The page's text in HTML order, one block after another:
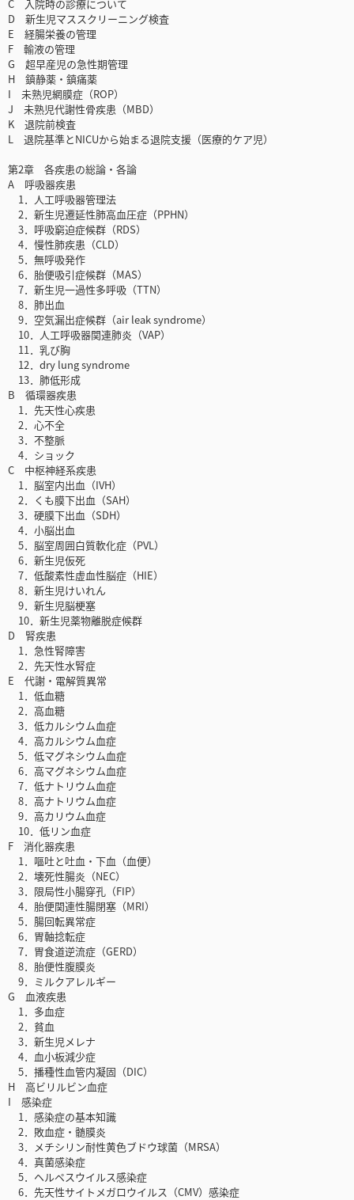
C 入院時の診療について
D 新生児マススクリーニング検査
E 経腸栄養の管理
F 輸液の管理
G 超早産児の急性期管理
H 鎮静薬・鎮痛薬
I 未熟児網膜症（ROP）
J 未熟児代謝性骨疾患（MBD）
K 退院前検査
L 退院基準とNICUから始まる退院支援（医療的ケア児）
第2章 各疾患の総論・各論
A 呼吸器疾患
1．人工呼吸器管理法
2．新生児遷延性肺高血圧症（PPHN）
3．呼吸窮迫症候群（RDS）
4．慢性肺疾患（CLD）
5．無呼吸発作
6．胎便吸引症候群（MAS）
7．新生児一過性多呼吸（TTN）
8．肺出血
9．空気漏出症候群（air leak syndrome）
10．人工呼吸器関連肺炎（VAP）
11．乳び胸
12．dry lung syndrome
13．肺低形成
B 循環器疾患
1．先天性心疾患
2．心不全
3．不整脈
4．ショック
C 中枢神経系疾患
1．脳室内出血（IVH）
2．くも膜下出血（SAH）
3．硬膜下出血（SDH）
4．小脳出血
5．脳室周囲白質軟化症（PVL）
6．新生児仮死
7．低酸素性虚血性脳症（HIE）
8．新生児けいれん
9．新生児脳梗塞
10．新生児薬物離脱症候群
D 腎疾患
1．急性腎障害
2．先天性水腎症
E 代謝・電解質異常
1．低血糖
2．高血糖
3．低カルシウム血症
4．高カルシウム血症
5．低マグネシウム血症
6．高マグネシウム血症
7．低ナトリウム血症
8．高ナトリウム血症
9．高カリウム血症
10．低リン血症
F 消化器疾患
1．嘔吐と吐血・下血（血便）
2．壊死性腸炎（NEC）
3．限局性小腸穿孔（FIP）
4．胎便関連性腸閉塞（MRI）
5．腸回転異常症
6．胃軸捻転症
7．胃食道逆流症（GERD）
8．胎便性腹膜炎
9．ミルクアレルギー
G 血液疾患
1．多血症
2．貧血
3．新生児メレナ
4．血小板減少症
5．播種性血管内凝固（DIC）
H 高ビリルビン血症
I 感染症
1．感染症の基本知識
2．敗血症・髄膜炎
3．メチシリン耐性黄色ブドウ球菌（MRSA）
4．真菌感染症
5．ヘルペスウイルス感染症
6．先天性サイトメガロウイルス（CMV）感染症